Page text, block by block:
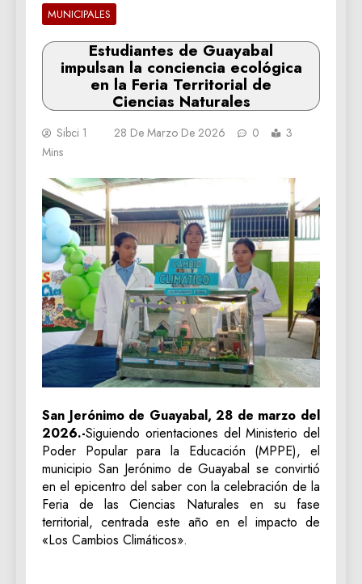
MUNICIPALES
Estudiantes de Guayabal
impulsan la conciencia ecológica
en la Feria Territorial de
Ciencias Naturales
Sibci 1 28 De Marzo De 2026 0
3
Mins
San Jerónimo de Guayabal, 28 de marzo del
2026.-Siguiendo orientaciones del Ministerio del
Poder Popular para la Educación (MPPE), el
municipio San Jerónimo de Guayabal se convirtió
en el epicentro del saber con la celebración de la
Feria de las Ciencias Naturales en su fase
territorial, centrada este año en el impacto de
«Los Cambios Climáticos».